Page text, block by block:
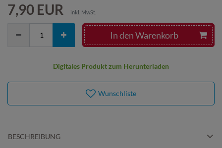
7,90 EUR inkl. MwSt.
In den Warenkorb
Digitales Produkt zum Herunterladen
Wunschliste
BESCHREIBUNG